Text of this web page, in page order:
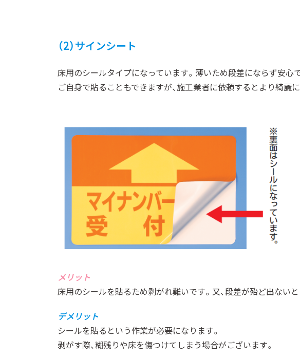
（2）サインシート
床用のシールタイプになっています。薄いため段差にならず安心で
ご自身で貼ることもできますが、施工業者に依頼するとより綺麗
メリット
床用のシールを貼るため剥がれ難いです。又、段差が殆ど出ない
デメリット
シールを貼るという作業が必要になります。
剥がす際、糊残りや床を傷つけてしまう場合がございます。